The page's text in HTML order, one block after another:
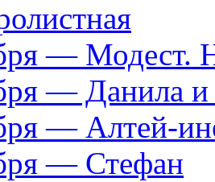
— Модест.
— Данила
— Алтей-
— Стефан